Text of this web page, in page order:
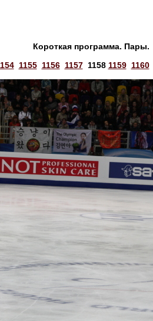
Короткая программа. Пары.
1155 1156 1157 1158 1159 1160